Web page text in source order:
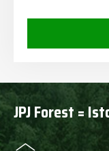
JPJ Forest =